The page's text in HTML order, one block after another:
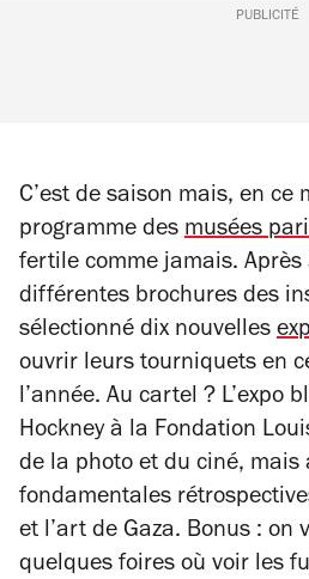
PUBLICITÉ
C’est de saison mais, en ce
programme des musées
fertile comme jamais.
différentes brochures des
sélectionné dix nouvelles
ouvrir leurs tourniquets en
l’année. Au cartel ? L’expo
Hockney à la Fondation
de la photo et du ciné, mais
fondamentales
et l’art de Gaza. Bonus : on
quelques foires où voir les